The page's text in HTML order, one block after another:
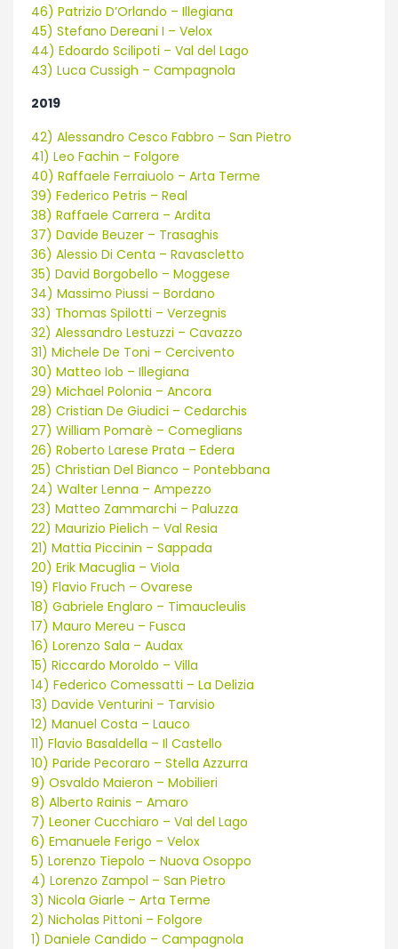
46) Patrizio D’Orlando – Illegiana
45) Stefano Dereani I – Velox
44) Edoardo Scilipoti – Val del Lago
43) Luca Cussigh – Campagnola
2019
42) Alessandro Cesco Fabbro – San Pietro
41) Leo Fachin – Folgore
40) Raffaele Ferraiuolo – Arta Terme
39) Federico Petris – Real
38) Raffaele Carrera – Ardita
37) Davide Beuzer – Trasaghis
36) Alessio Di Centa – Ravascletto
35) David Borgobello – Moggese
34) Massimo Piussi – Bordano
33) Thomas Spilotti – Verzegnis
32) Alessandro Lestuzzi – Cavazzo
31) Michele De Toni – Cercivento
30) Matteo Iob – Illegiana
29) Michael Polonia – Ancora
28) Cristian De Giudici – Cedarchis
27) William Pomarè – Comeglians
26) Roberto Larese Prata – Edera
25) Christian Del Bianco – Pontebbana
24) Walter Lenna – Ampezzo
23) Matteo Zammarchi – Paluzza
22) Maurizio Pielich – Val Resia
21) Mattia Piccinin – Sappada
20) Erik Macuglia – Viola
19) Flavio Fruch – Ovarese
18) Gabriele Englaro – Timaucleulis
17) Mauro Mereu – Fusca
16) Lorenzo Sala – Audax
15) Riccardo Moroldo – Villa
14) Federico Comessatti – La Delizia
13) Davide Venturini – Tarvisio
12) Manuel Costa – Lauco
11) Flavio Basaldella – Il Castello
10) Paride Pecoraro – Stella Azzurra
9) Osvaldo Maieron – Mobilieri
8) Alberto Rainis – Amaro
7) Leoner Cucchiaro – Val del Lago
6) Emanuele Ferigo – Velox
5) Lorenzo Tiepolo – Nuova Osoppo
4) Lorenzo Zampol – San Pietro
3) Nicola Giarle – Arta Terme
2) Nicholas Pittoni – Folgore
1) Daniele Candido – Campagnola